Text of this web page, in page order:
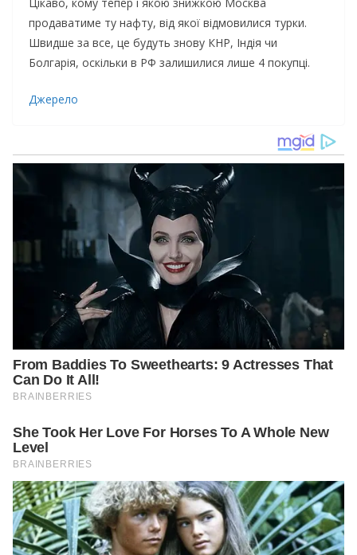
продаватиме ту нафту, від якої відмовилися турки.
Швидше за все, це будуть знову КНР, Індія чи
Болгарія, оскільки в РФ залишилися лише 4 покупці.
Джерело